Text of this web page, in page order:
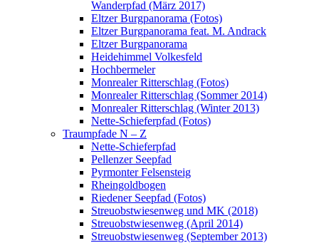
Wanderpfad (März 2017)
Eltzer Burgpanorama (Fotos)
Eltzer Burgpanorama feat. M. Andrack
Eltzer Burgpanorama
Heidehimmel Volkesfeld
Hochbermeler
Monrealer Ritterschlag (Fotos)
Monrealer Ritterschlag (Sommer 2014)
Monrealer Ritterschlag (Winter 2013)
Nette-Schieferpfad (Fotos)
Traumpfade N – Z
Nette-Schieferpfad
Pellenzer Seepfad
Pyrmonter Felsensteig
Rheingoldbogen
Riedener Seepfad (Fotos)
Streuobstwiesenweg und MK (2018)
Streuobstwiesenweg (April 2014)
Streuobstwiesenweg (September 2013)